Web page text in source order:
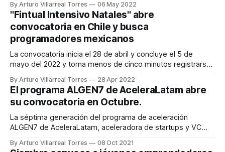
de USD 80 millones y dará apoyo a emprendedores
diversos y subrepresentados en los Estados Unidos, entre
los que se encuentran los latinos.
By Arturo Villarreal Torres 06 May 2022
"Fintual Intensivo Natales" abre
convocatoria en Chile y busca
programadores mexicanos
La convocatoria inicia el 28 de abril y concluye el 5 de
mayo del 2022 y toma menos de cinco minutos registrarse.
cualquier persona que ya tenga conocimientos de
programación, con el objetivo de transformarlas en reales
desarrolladores de
By Arturo Villarreal Torres 28 Apr 2022
El programa ALGEN7 de AceleraLatam abre
su convocatoria en Octubre.
La séptima generación del programa de aceleración
ALGEN7 de AceleraLatam, aceleradora de startups y VC
By Arturo Villarreal Torres 08 Oct 2021